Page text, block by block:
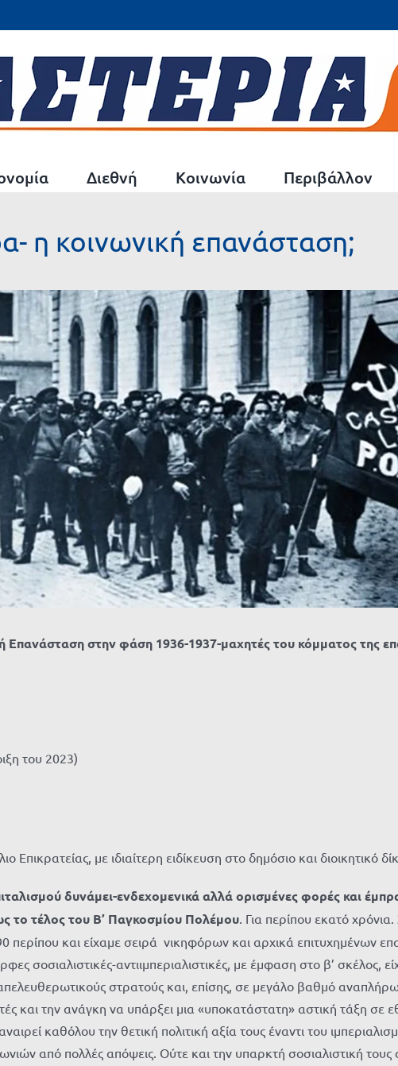
Διεθνή Κοινωνία Περιβάλλον
η κοινωνική επανάσταση;
στην φάση 1936-1937-μαχητές του κόμματος της
του 2023)
Επικρατείας, με ιδιαίτερη ειδίκευση στο δημόσιο και
δυνάμει-ενδεχομενικά αλλά ορισμένες φορές και
το τέλος του Β’ Παγκοσμίου Πολέμου. Για περίπου εκατό
και είχαμε σειρά νικηφόρων και αρχικά επιτυχημένων
σοσιαλιστικές-αντιιμπεριαλιστικές, με έμφαση στο β’ σκέλος,
στρατούς και, επίσης, σε μεγάλο βαθμό
και την ανάγκη να υπάρξει μια «υποκατάστατη» αστική τάξη σε
καθόλου την θετική πολιτική αξία τους έναντι του
από πολλές απόψεις. Ούτε και την υπαρκτή σοσιαλιστική